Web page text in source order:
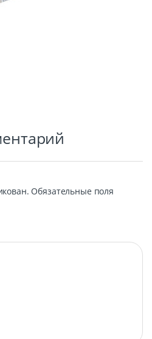
записям
Обязательные поля